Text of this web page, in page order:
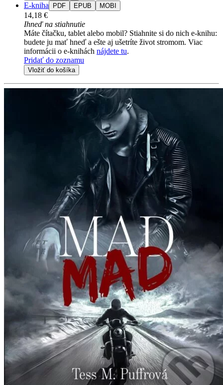
E-kniha PDF EPUB MOBI
14,18 €
Ihneď na stiahnutie
Máte čítačku, tablet alebo mobil? Stiahnite si do nich e-knihu:
budete ju mať hneď a ešte aj ušetríte život stromom. Viac
informácii o e-knihách nájdete tu.
Pridať do zoznamu
Vložiť do košíka